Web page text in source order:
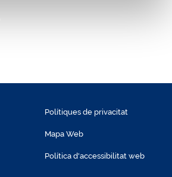
Polítiques de privacitat
Mapa Web
Política d'accessibilitat web